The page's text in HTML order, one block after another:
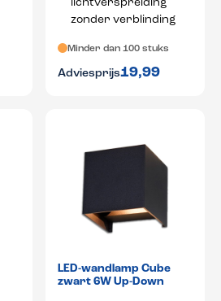
lichtverspreiding
zonder verblinding
Minder dan 100 stuks
Adviesprijs19,99
LED-wandlamp Cube
zwart 6W Up-Down